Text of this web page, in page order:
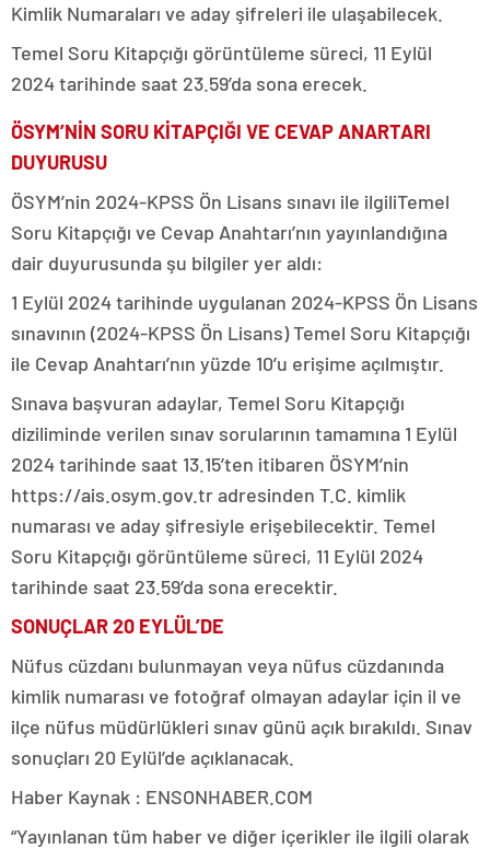
Kimlik Numaraları ve aday şifreleri ile ulaşabilecek.
Temel Soru Kitapçığı görüntüleme süreci, 11 Eylül
2024 tarihinde saat 23.59’da sona erecek.
ÖSYM’NİN SORU KİTAPÇIĞI VE CEVAP ANARTARI
DUYURUSU
ÖSYM’nin 2024-KPSS Ön Lisans sınavı ile ilgiliTemel
Soru Kitapçığı ve Cevap Anahtarı’nın yayınlandığına
dair duyurusunda şu bilgiler yer aldı:
1 Eylül 2024 tarihinde uygulanan 2024-KPSS Ön Lisans
sınavının (2024-KPSS Ön Lisans) Temel Soru Kitapçığı
ile Cevap Anahtarı’nın yüzde 10’u erişime açılmıştır.
Sınava başvuran adaylar, Temel Soru Kitapçığı
diziliminde verilen sınav sorularının tamamına 1 Eylül
2024 tarihinde saat 13.15’ten itibaren ÖSYM’nin
https://ais.osym.gov.tr adresinden T.C. kimlik
numarası ve aday şifresiyle erişebilecektir. Temel
Soru Kitapçığı görüntüleme süreci, 11 Eylül 2024
tarihinde saat 23.59’da sona erecektir.
SONUÇLAR 20 EYLÜL’DE
Nüfus cüzdanı bulunmayan veya nüfus cüzdanında
kimlik numarası ve fotoğraf olmayan adaylar için il ve
ilçe nüfus müdürlükleri sınav günü açık bırakıldı. Sınav
sonuçları 20 Eylül’de açıklanacak.
Haber Kaynak : ENSONHABER.COM
“Yayınlanan tüm haber ve diğer içerikler ile ilgili olarak